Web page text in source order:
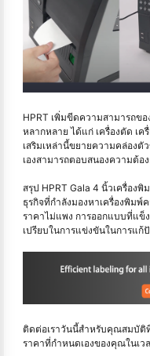
HPRT เพิ่มขีดความสามารถข
หลากหลาย ได้แก่ เครื่องตัด เค
เสริมเหล่านี้ขยายความคล่อง
เองสามารถตอบสนองความต้อ
สรุป HPRT Gala 4 นิ้วเครื่อง
ธุรกิจที่กำลังมองหาเครื่องพิมพ์
ราคาไม่แพง การออกแบบที่แข็
เปรียบในการแข่งขันในการแ
ติดต่อเราวันนี้สำหรับคุณสมบัติ
ราคาที่กำหนดเองของคุณในเว